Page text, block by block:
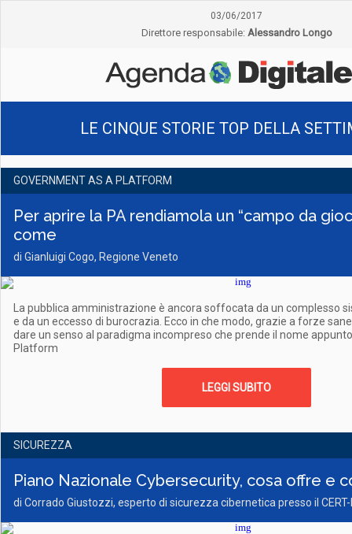
03/06/2017
Direttore responsabile: Alessandro Longo
LE CINQUE STORIE TOP DELLA
GOVERNMENT AS A PLATFORM
Per aprire la PA rendiamola un “campo da
come
di Gianluigi Cogo, Regione Veneto
La pubblica amministrazione è ancora soffocata da un complesso
e da un eccesso di burocrazia. Ecco in che modo, grazie a forze
dare un senso al paradigma incompreso che prende il nome
Platform
LEGGI SUBITO
SICUREZZA
Piano Nazionale Cybersecurity, cosa offre e
di Corrado Giustozzi, esperto di sicurezza cibernetica presso il